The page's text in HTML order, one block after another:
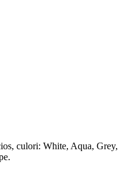
culori: White, Aqua, Grey,